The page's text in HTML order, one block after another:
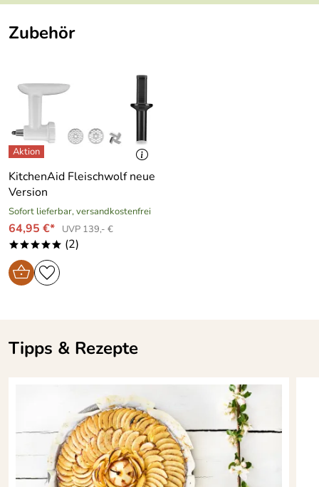
Zubehör
KitchenAid Fleischwolf neue
Version
Sofort lieferbar, versandkostenfrei
64,95 €* UVP 139,- €
***** (2)
Tipps & Rezepte